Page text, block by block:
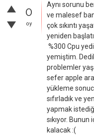
0
oy
Aynı sorunu
ve malesef
çok sıkıntı
yeniden
%300 Cpu
yemiştim.
problemler
sefer apple
yükleme
sıfırladık ve
yapmak
sıkıyor.
kalacak :(